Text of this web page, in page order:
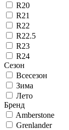
R20
R21
R22
R22.5
R23
R24
Сезон
Всесезон
Зима
Лето
Бренд
Amberstone
Grenlander